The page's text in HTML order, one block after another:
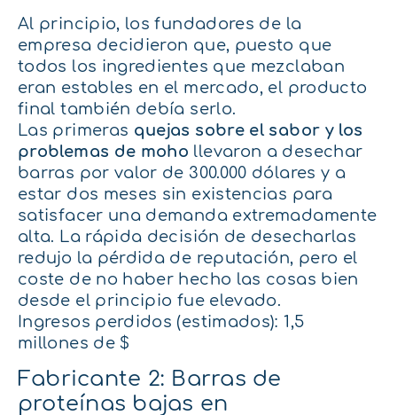
Al principio, los fundadores de la
empresa decidieron que, puesto que
todos los ingredientes que mezclaban
eran estables en el mercado, el producto
final también debía serlo.
Las primeras quejas sobre el sabor y los
problemas de moho llevaron a desechar
barras por valor de 300.000 dólares y a
estar dos meses sin existencias para
satisfacer una demanda extremadamente
alta. La rápida decisión de desecharlas
redujo la pérdida de reputación, pero el
coste de no haber hecho las cosas bien
desde el principio fue elevado.
Ingresos perdidos (estimados): 1,5
millones de $
Fabricante 2: Barras de
proteínas bajas en